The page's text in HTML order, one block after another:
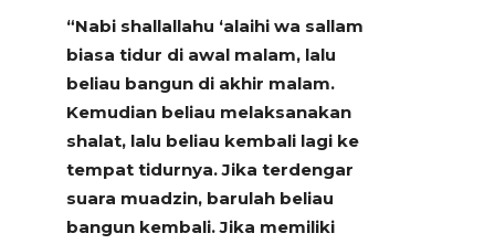
“Nabi shallallahu ‘alaihi wa sallam
biasa tidur di awal malam, lalu
beliau bangun di akhir malam.
Kemudian beliau melaksanakan
shalat, lalu beliau kembali lagi ke
tempat tidurnya. Jika terdengar
suara muadzin, barulah beliau
bangun kembali. Jika memiliki